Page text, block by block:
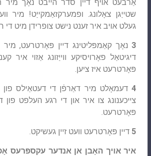
אַרבעט אויף דיין סדר הייבט נאָך מיר
שטייַגן צאָלונג. ופמערקזאַמקייַט! מיר
געלט אויב איר זענט נישט צופרידן מיט די
3נאָך קאַמפּליטינג דיין פּאָרטרעט, מיר
דיגיטאַל פאָרויסיקע ווייַזונג אַזוי איר
פּאָרטרעט איז ציען.
4דעמאָלט מיר דאַרפֿן די דעטאַילס פון
צייכענונג צו איר און די רגע העלפט פון
פּאָרטרעט.
5דיין פּאָרטרעט וועט זיין געשיקט.
איר אויך האָבן אן אנדער עקספּרעס